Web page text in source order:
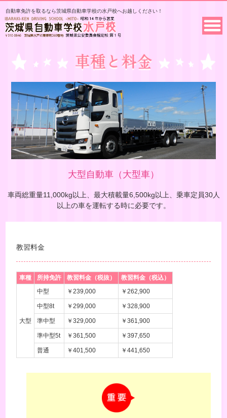
自動車免許を取るなら茨城県自動車学校の水戸校へお越しください！
大型自動車（大型車）
車両総重量11,000kg以上、最大積載量6,500kg以上、乗車定員30人
以上の車を運転する時に必要です。
教習料金
車種 所持免許 教習料金（税抜） 教習料金（税込）
大型
中型 ￥239,000 ￥262,900
中型8t ￥299,000 ￥328,900
準中型 ￥329,000 ￥361,900
準中型5t ￥361,500 ￥397,650
普通 ￥401,500 ￥441,650